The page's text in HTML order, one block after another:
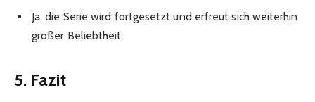
Ja, die Serie wird fortgesetzt und erfreut sich weiterhin
großer Beliebtheit.
5. Fazit